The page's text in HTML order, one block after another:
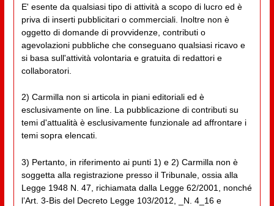
E' esente da qualsiasi tipo di attività a scopo di lucro ed è
priva di inserti pubblicitari o commerciali. Inoltre non è
oggetto di domande di provvidenze, contributi o
agevolazioni pubbliche che conseguano qualsiasi ricavo e
si basa sull'attività volontaria e gratuita di redattori e
collaboratori.
2) Carmilla non si articola in piani editoriali ed è
esclusivamente on line. La pubblicazione di contributi su
temi d'attualità è esclusivamente funzionale ad affrontare i
temi sopra elencati.
3) Pertanto, in riferimento ai punti 1) e 2) Carmilla non è
soggetta alla registrazione presso il Tribunale, ossia alla
Legge 1948 N. 47, richiamata dalla Legge 62/2001, nonché
l’Art. 3-Bis del Decreto Legge 103/2012, _N. 4_16 e